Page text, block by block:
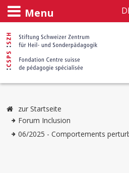
Menu
zur Startseite
Forum Inclusion
06/2025 - Comportements